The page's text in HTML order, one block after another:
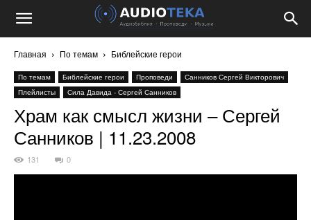
Главная По темам Библейские герои
По темам Библейские герои Проповеди
Санников Сергей Викторович
Плейлисты
Сила Давида - Сергей Санников
Храм как смысл жизни – Сергей
Санников | 11.23.2008
131 0